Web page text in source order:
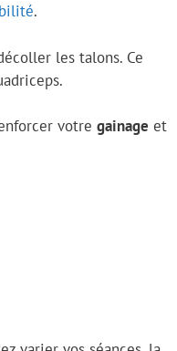
.
les talons. Ce
votre gainage et